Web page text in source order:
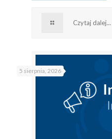
Czytaj dalej...
5 sierpnia, 2026